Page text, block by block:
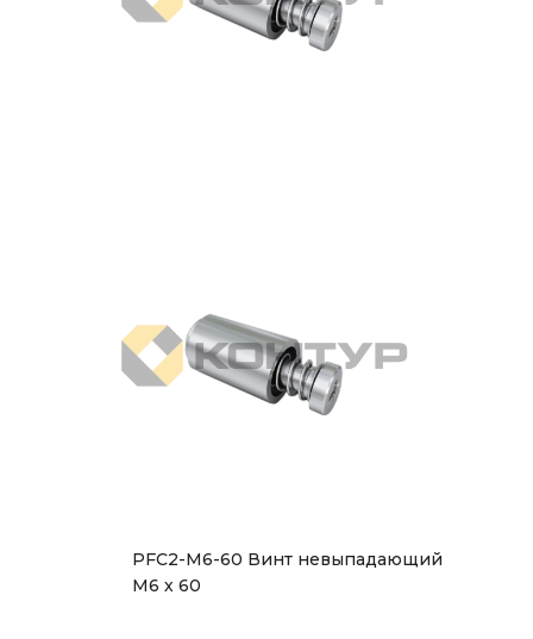
PFC2-M6-60 Винт невыпадающий
М6 х 60